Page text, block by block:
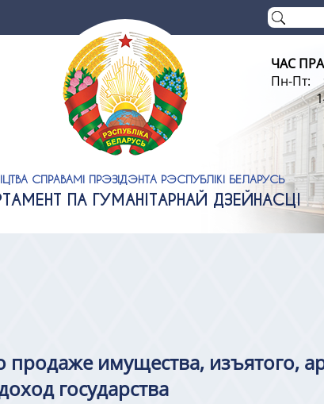
СПРАВАМІ ПРЭЗІДЭНТА РЭСПУБЛІКІ БЕЛАРУСЬ
ПА ГУМАНІТАРНАЙ ДЗЕЙНАСЦІ
ЧАС
Пн-Пт:
продаже имущества, изъятого,
государства